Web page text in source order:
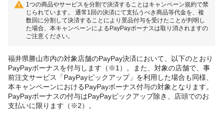
1つの商品やサービスを分割で決済することはキャンペーン規約で禁
じられています。 通常1回の決済にて支払うべき商品等代金を、複
数回に分割して決済することにより景品付与を受けたことが判明し
た場合、本キャンペーンによるPayPayボーナスは取り消されますの
ご注意ください。
福井県勝山市内の対象店舗のPayPay決済において、以下のとおり
PayPayボーナスを付与します（※1）。また、対象の店舗で、事
前注文サービス「PayPayピックアップ」を利用した場合も同様、
本キャンペーンにおけるPayPayボーナス付与の対象となります。
PayPayボーナスの付与はPayPayピックアップ除き、店頭でのお
支払いに限ります（※2）。